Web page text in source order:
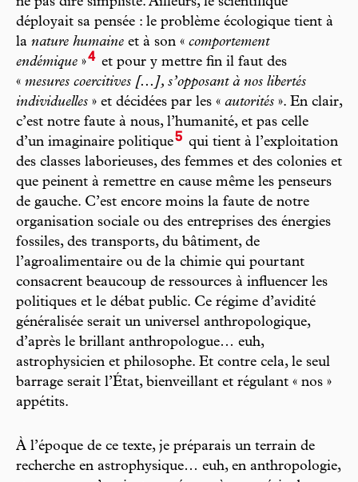
déployait sa pensée : le problème écologique tient à
la nature humaine et à son « comportement
endémique »4 et pour y mettre fin il faut des
« mesures coercitives [...], s’opposant à nos libertés
individuelles » et décidées par les « autorités ». En clair,
c’est notre faute à nous, l’humanité, et pas celle
d’un imaginaire politique5 qui tient à l’exploitation
des classes laborieuses, des femmes et des colonies et
que peinent à remettre en cause même les penseurs
de gauche. C’est encore moins la faute de notre
organisation sociale ou des entreprises des énergies
fossiles, des transports, du bâtiment, de
l’agroalimentaire ou de la chimie qui pourtant
consacrent beaucoup de ressources à influencer les
politiques et le débat public. Ce régime d’avidité
généralisée serait un universel anthropologique,
d’après le brillant anthropologue… euh,
astrophysicien et philosophe. Et contre cela, le seul
barrage serait l’État, bienveillant et régulant « nos »
appétits.
À l’époque de ce texte, je préparais un terrain de
recherche en astrophysique… euh, en anthropologie,